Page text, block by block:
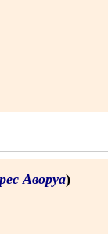
Аворуа)